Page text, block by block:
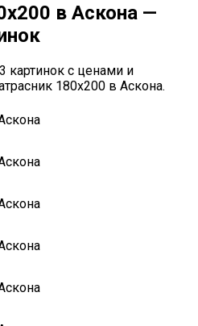
в Аскона —
картинок с ценами и
180х200 в Аскона.